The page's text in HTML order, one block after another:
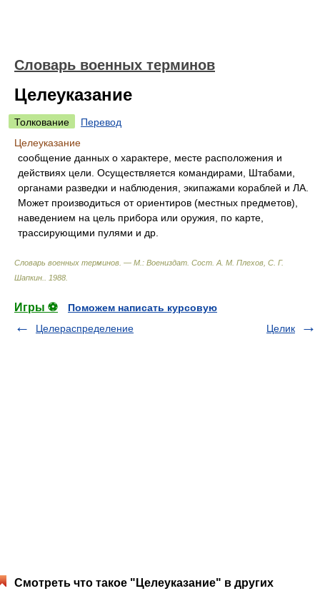
Словарь военных терминов
Целеуказание
Толкование
Перевод
Целеуказание
сообщение данных о характере, месте расположения и
действиях цели. Осуществляется командирами, Штабами,
органами разведки и наблюдения, экипажами кораблей и ЛА.
Может производиться от ориентиров (местных предметов),
наведением на цель прибора или оружия, по карте,
трассирующими пулями и др.
Словарь военных терминов. — М.: Воениздат Сост. А. М. Плехов, С. Г.
Шапкин.
1988
Игры ⚽
Поможем написать курсовую
Целераспределение
Целик
Смотреть что такое "Целеуказание" в других